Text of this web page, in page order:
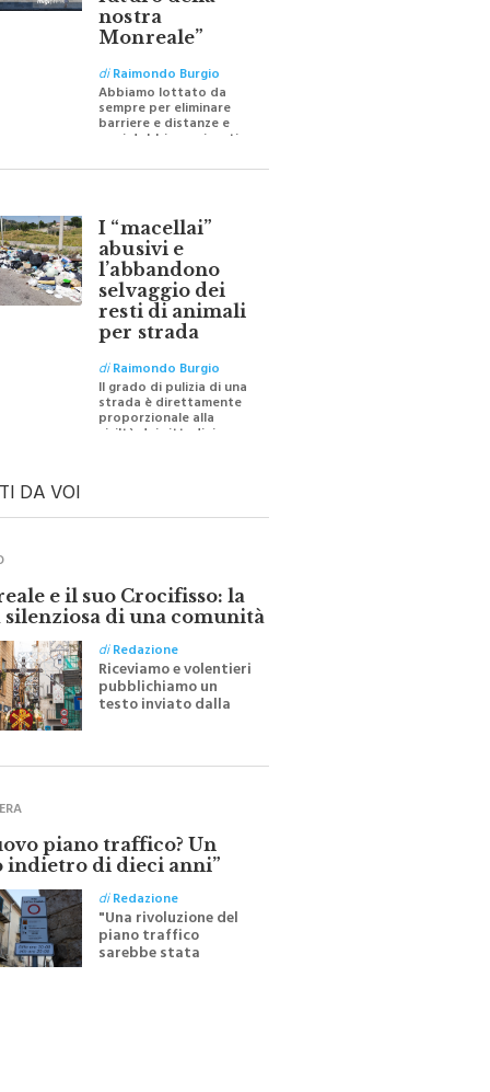
futuro della
nostra
Monreale”
diRaimondo Burgio
Abbiamo lottato da
sempre per eliminare
barriere e distanze e
per ricostruire certezze
I “macellai”
abusivi e
l’abbandono
selvaggio dei
resti di animali
per strada
diRaimondo Burgio
Il grado di pulizia di una
strada è direttamente
proporzionale alla
DA VOI
e il suo Crocifisso: la
silenziosa di una comunità
diRedazione
Riceviamo e volentieri
pubblichiamo un
testo inviato dalla
all'indomani della
piano traffico? Un
indietro di dieci anni”
diRedazione
"Una rivoluzione del
piano traffico
sarebbe stata